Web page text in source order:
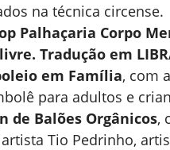
na técnica circense.
Palhaçaria Corpo
Tradução em
em Família, com a
para adultos e
de Balões Orgânicos,
Tio Pedrinho,